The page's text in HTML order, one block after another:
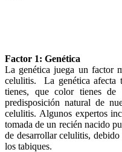
Factor 1: Genética
La genética juega un factor
celulitis. La genética afecta
tienes, que color tienes de
predisposición natural de
celulitis. Algunos expertos
tomada de un recién nacido
de desarrollar celulitis,
los tabiques.